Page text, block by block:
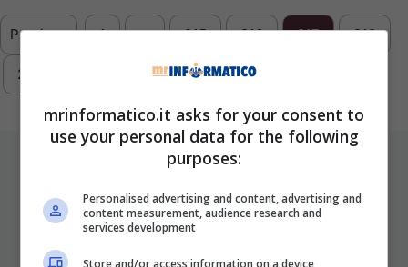
Previous 1 … 215 216 217 218
219 Next
mrinformatico.it asks for your consent to
use your personal data for the following
purposes:
Personalised advertising and content, advertising and
content measurement, audience research and
services development
Store and/or access information on a device